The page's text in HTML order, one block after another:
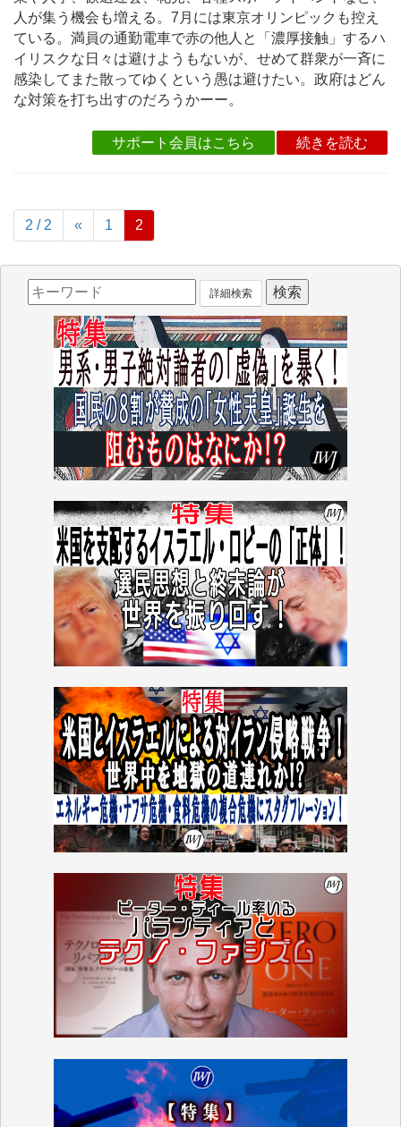
人が集う機会も増える。7月には東京オリンピックも控え
ている。満員の通勤電車で赤の他人と「濃厚接触」するハ
イリスクな日々は避けようもないが、せめて群衆が一斉に
感染してまた散ってゆくという愚は避けたい。政府はどん
な対策を打ち出すのだろうかーー。
サポート会員はこちら 続きを読む
2 / 2 « 1 2
詳細検索